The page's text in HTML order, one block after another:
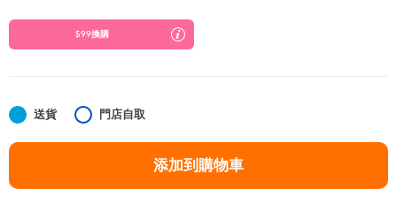
嬰兒及學前玩具
盲盒
$99換購
送貨 門店自取
添加到購物車